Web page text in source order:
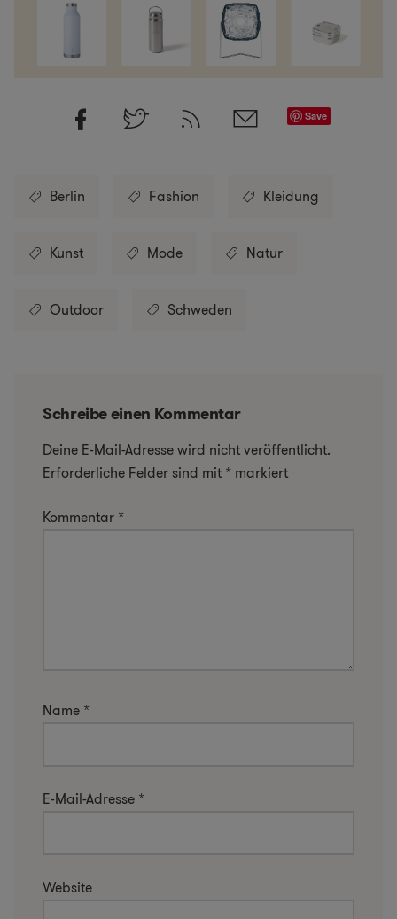
Save
Berlin Fashion Kleidung
Kunst Mode Natur
Outdoor Schweden
Schreibe einen Kommentar
Deine E-Mail-Adresse wird nicht veröffentlicht.
Erforderliche Felder sind mit * markiert
Kommentar *
Name *
E-Mail-Adresse *
Website